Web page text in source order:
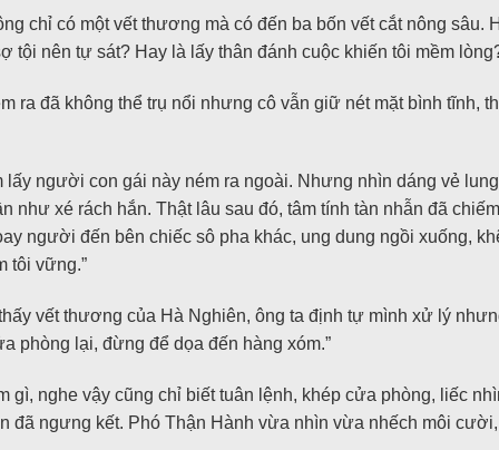
chỉ có một vết thương mà có đến ba bốn vết cắt nông
tội nên tự sát? Hay là lấy thân đánh cuộc khiến tôi mềm
ra đã không thể trụ nổi nhưng cô vẫn giữ nét mặt bình tĩnh,
người con gái này ném ra ngoài. Nhưng nhìn dáng vẻ
như xé rách hắn. Thật lâu sau đó, tâm tính tàn nhẫn đã
người đến bên chiếc sô pha khác, ung dung ngồi xuống,
tôi vững.”
vết thương của Hà Nghiên, ông ta định tự mình xử lý
phòng lại, đừng để dọa đến hàng xóm.”
gì, nghe vậy cũng chỉ biết tuân lệnh, khép cửa phòng, liếc
đã ngưng kết. Phó Thận Hành vừa nhìn vừa nhếch môi cười,